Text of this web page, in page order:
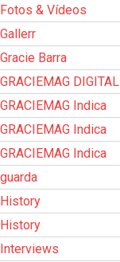
Fotos & Vídeos
Gallerr
Gracie Barra
GRACIEMAG DIGITAL
GRACIEMAG Indica
GRACIEMAG Indica
GRACIEMAG Indica
guarda
History
History
Interviews